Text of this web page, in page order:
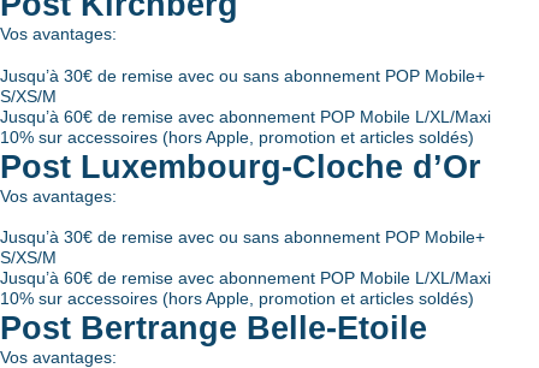
Vos avantages:
Jusqu’à 30€ de remise avec ou sans abonnement POP Mobile+
S/XS/M
Jusqu’à 60€ de remise avec abonnement POP Mobile L/XL/Maxi
10% sur accessoires (hors Apple, promotion et articles soldés)
Post Luxembourg-Cloche d’Or
Vos avantages:
Jusqu’à 30€ de remise avec ou sans abonnement POP Mobile+
S/XS/M
Jusqu’à 60€ de remise avec abonnement POP Mobile L/XL/Maxi
10% sur accessoires (hors Apple, promotion et articles soldés)
Post Bertrange Belle-Etoile
Vos avantages: